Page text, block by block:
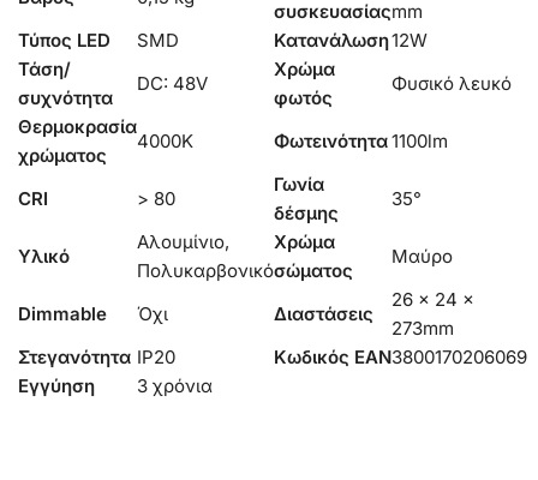
συσκευασίαςmm
Τύπος LED
SMD Κατανάλωση12W
Τάση/
συχνότητα
DC: 48V
Χρώμα
φωτός
Φυσικό λευκό
Θερμοκρασία
χρώματος
4000K Φωτεινότητα1100lm
CRI > 80
Γωνία
δέσμης
35°
Υλικό
Αλουμίνιο,
Πολυκαρβονικό
Χρώμα
σώματος
Μαύρο
Dimmable Όχι Διαστάσεις
26 x 24 x
273mm
Στεγανότητα IP20 Κωδικός EAN3800170206069
Εγγύηση
3 χρόνια